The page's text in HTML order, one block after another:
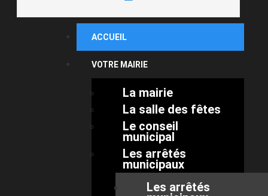
ACCUEIL
VOTRE MAIRIE
La mairie
La salle des fêtes
Le conseil
municipal
Les arrêtés
municipaux
Les arrêtés